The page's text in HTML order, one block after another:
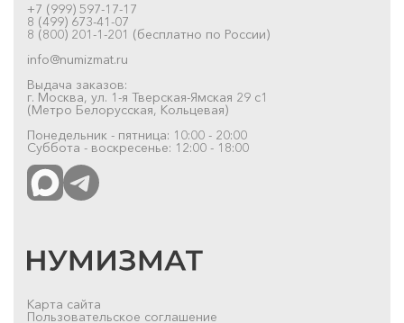
+7 (999) 597-17-17
8 (499) 673-41-07
8 (800) 201-1-201 (бесплатно по России)
info@numizmat.ru
Выдача заказов:
г. Москва, ул. 1-я Тверская-Ямская 29 с1
(Метро Белорусская, Кольцевая)
Понедельник - пятница: 10:00 - 20:00
Суббота - воскресенье: 12:00 - 18:00
Карта сайта
Пользовательское соглашение